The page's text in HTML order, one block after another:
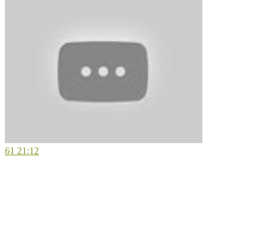
61 21:12